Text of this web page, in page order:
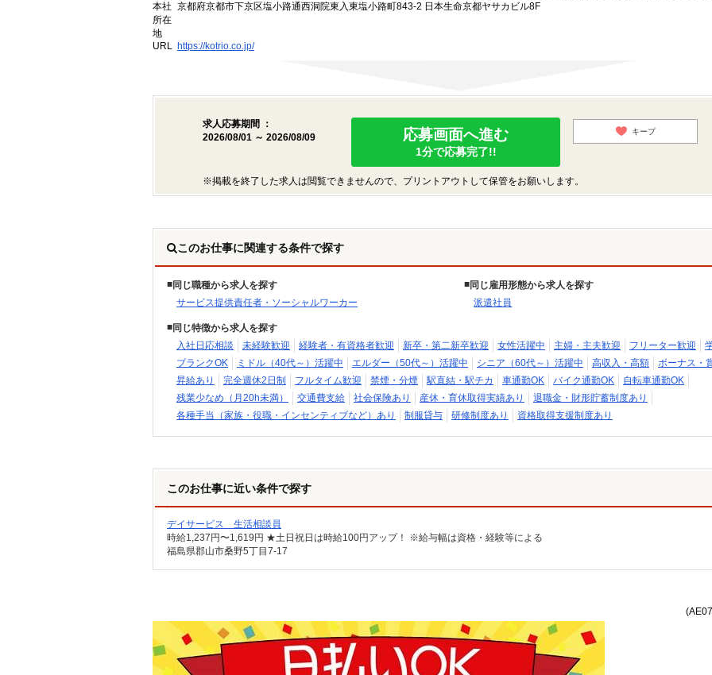
本社
所在
地
京都府京都市下京区塩小路通西洞院東入東塩小路町843-2 日本生命京都ヤサカビル8F
URL https://kotrio.co.jp/
求人応募期間 ：
2026/08/01 ～ 2026/08/09
応募画面へ進む
1分で応募完了!!
キープ
※掲載を終了した求人は閲覧できませんので、プリントアウトして保管をお願いします。
このお仕事に関連する条件で探す
同じ職種から求人を探す
サービス提供責任者・ソーシャルワーカー
同じ雇用形態から求人を探す
派遣社員
同じ特徴から求人を探す
入社日応相談
未経験歓迎 経験者・有資格者歓迎 新卒・第二新卒歓迎 女性活躍中 主婦・主夫歓迎 フリーター歓迎
ブランクOK
ミドル（40代～）活躍中 エルダー（50代～）活躍中 シニア（60代～）活躍中 高収入・高額
ボーナス・
昇給あり
完全週休2日制 フルタイム歓迎 禁煙・分煙 駅直結・駅チカ 車通勤OK バイク通勤OK
自転車通勤OK
残業少なめ（月20h未満）
交通費支給 社会保険あり 産休・育休取得実績あり
退職金・財形貯蓄制度あり
各種手当（家族・役職・インセンティブなど）あり
制服貸与 研修制度あり 資格取得支援制度あり
このお仕事に近い条件で探す
デイサービス 生活相談員
時給1,237円〜1,619円 ★土日祝日は時給100円アップ！ ※給与幅は資格・経験等による
福島県郡山市桑野5丁目7-17